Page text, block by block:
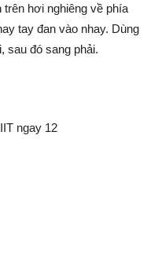
trên hơi nghiêng về phía
tay đan vào nhay. Dùng
sau đó sang phải.